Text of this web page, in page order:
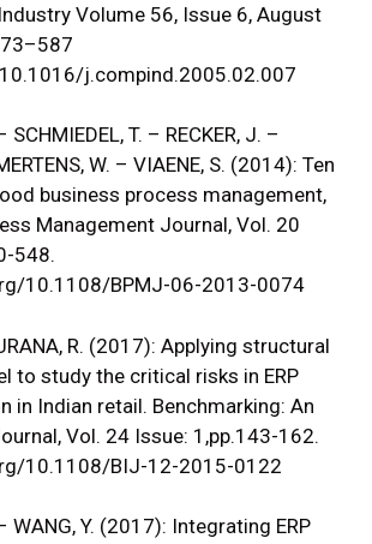
Volume 56, Issue 6, August
j.compind.2005.02.007
SCHMIEDEL, T. – RECKER, J. –
W. – VIAENE, S. (2014): Ten
business process management,
Management Journal, Vol. 20
548.
10.1108/BPMJ-06-2013-0074
R. (2017): Applying structural
to study the critical risks in ERP
in Indian retail. Benchmarking: An
Vol. 24 Issue: 1,pp.143-162.
10.1108/BIJ-12-2015-0122
WANG, Y. (2017): Integrating ERP